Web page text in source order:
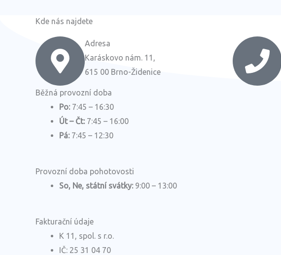
Kde nás najdete
Adresa
Karáskovo nám. 11,
615 00 Brno-Židenice
Běžná provozní doba
Po: 7:45 – 16:30
Út – Čt: 7:45 – 16:00
Pá: 7:45 – 12:30
Provozní doba pohotovosti
So, Ne, státní svátky: 9:00 – 13:00
Fakturační údaje
K 11, spol. s r.o.
IČ: 25 31 04 70